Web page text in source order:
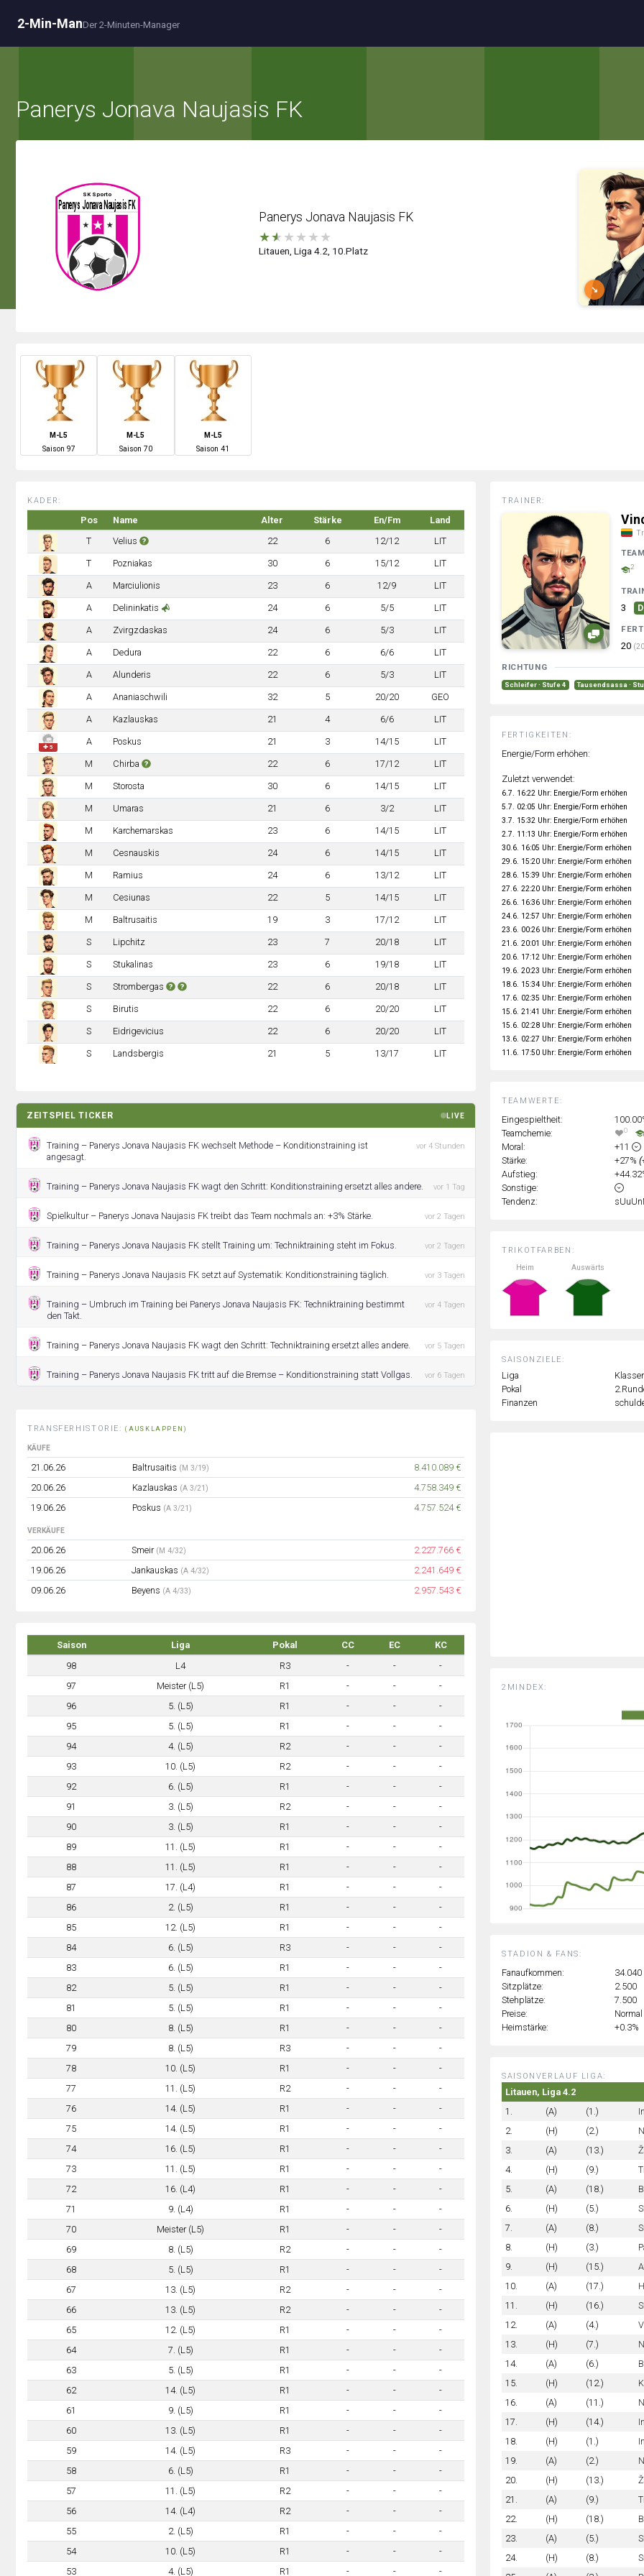
2-Min-ManDer 2-Minuten-Manager
Panerys Jonava Naujasis FK
Panerys Jonava Naujasis FK
★★ ★ ★ ★ ★
Litauen, Liga 4.2, 10.Platz
↘
M-L5
Saison 97
M-L5
Saison 70
M-L5
Saison41
KADER:
Pos Name Alter Stärke En/Fm
Land
T
Velius 22 6 12/12 LIT
T Pozniakas 30 6 15/12 LIT
A Marciulionis 23 6 12/9 LIT
A Delininkatis 24 6 5/5 LIT
A Zvirgzdaskas 24 6 5/3 LIT
A Dedura 22 6 6/6 LIT
A Alunderis 22 6 5/3 LIT
A Ananiaschwili 32 5 20/20 GEO
A Kazlauskas 21 4 6/6 LIT
✚ 5
A Poskus 21 3 14/15 LIT
M Chirba 22 6 17/12 LIT
M Storosta 30 6 14/15 LIT
M Umaras 21 6 3/2 LIT
M Karchemarskas 23 6 14/15 LIT
M Cesnauskis 24 6 14/15 LIT
M Ramius 24 6 13/12 LIT
M Cesiunas 22 5 14/15 LIT
M Baltrusaitis 19 3 17/12 LIT
S Lipchitz 23 7 20/18 LIT
S Stukalinas 23 6 19/18 LIT
S Strombergas 22 6 20/18 LIT
S Birutis 22 6 20/20 LIT
S Eidrigevicius 22 6 20/20 LIT
S Landsbergis 21 5 13/17 LIT
ZEITSPIEL TICKER LIVE
Training – Panerys Jonava Naujasis FK wechselt Methode – Konditionstraining ist
angesagt.
vor 4 Stunden
Training – Panerys Jonava Naujasis FK wagt den Schritt: Konditionstraining ersetzt alles andere. vor 1 Tag
Spielkultur – Panerys Jonava Naujasis FK treibt das Team nochmals an: +3% Stärke. vor 2 Tagen
Training – Panerys Jonava Naujasis FK stellt Training um: Techniktraining steht im Fokus. vor 2 Tagen
Training – Panerys Jonava Naujasis FK setzt auf Systematik: Konditionstraining täglich. vor 3 Tagen
Training – Umbruch im Training bei Panerys Jonava Naujasis FK: Techniktraining bestimmt
den Takt.
vor 4 Tagen
Training – Panerys Jonava Naujasis FK wagt den Schritt: Techniktraining ersetzt alles andere. vor 5 Tagen
Training – Panerys Jonava Naujasis FK tritt auf die Bremse – Konditionstraining statt Vollgas. vor 6 Tagen
TRANSFERHISTORIE:(AUSKLAPPEN)
KÄUFE
21.06.26 Baltrusaitis (M 3/19)
8.410.089 €
20.06.26
Kazlauskas (A 3/21)
4.758.349 €
19.06.26
Poskus (A 3/21) 4.757.524 €
VERKÄUFE
20.06.26 Smeir (M 4/32)
2.227.766 €
19.06.26
Jankauskas (A 4/32)
2.241.649 €
09.06.26
Beyens (A 4/33) 2.957.543 €
Saison Liga Pokal CC EC
KC
98
L4 R3 - -
-
97
Meister (L5) R1 - -
-
96
5. (L5) R1 - -
-
95
5. (L5) R1 - -
-
94
4. (L5) R2 - -
-
93
10. (L5) R2 - -
-
92
6. (L5) R1 - -
-
91
3. (L5) R2 - -
-
90
3. (L5) R1 - -
-
89
11. (L5) R1 - -
-
88
11. (L5) R1 - -
-
87
17. (L4) R1 - -
-
86
2. (L5) R1 - -
-
85
12. (L5) R1 - -
-
84
6. (L5) R3 - -
-
83
6. (L5) R1 - -
-
82
5. (L5) R1 - -
-
81
5. (L5) R1 - -
-
80
8. (L5) R1 - -
-
79
8. (L5) R3 - -
-
78
10. (L5) R1 - -
-
77
11. (L5) R2 - -
-
76
14. (L5) R1 - -
-
75
14. (L5) R1 - -
-
74
16. (L5) R1 - -
-
73
11. (L5) R1 - -
-
72
16. (L4) R1 - -
-
71
9. (L4) R1 - -
-
70
Meister (L5) R1 - -
-
69
8. (L5) R2 - -
-
68
5. (L5) R1 - -
-
67
13. (L5) R2 - -
-
66
13. (L5) R2 - -
-
65
12. (L5) R1 - -
-
64
7. (L5) R1 - -
-
63
5. (L5) R1 - -
-
62
14. (L5) R1 - -
-
61
9. (L5) R1 - -
-
60
13. (L5) R1 - -
-
59
14. (L5) R3 - -
-
58
6. (L5) R1 - -
-
57
11. (L5) R2 - -
-
56
14. (L4) R2 - -
-
55
2. (L5) R1 - -
-
54
10. (L5) R1 - -
-
53
4. (L5) R1 - - -
TRIKOTFARBEN:
Heim
Auswärts
SAISONZIELE:
Liga
Pokal
Finanzen
2MINDEX:
TEAMWERTE:
Eingespieltheit:
Teamchemie:
0
Moral:
+11
Stärke:
+27%
Aufstieg:
Sonstige:
Tendenz:
TRAINER:
2
3
20
RICHTUNG
Schleifer · Stufe 4 Tausendsassa ·
FERTIGKEITEN:
Energie/Form erhöhen:
Zuletzt verwendet:
6.7. 16:22 Uhr: Energie/Form erhöhen
5.7. 02:05 Uhr: Energie/Form erhöhen
3.7. 15:32 Uhr: Energie/Form erhöhen
2.7. 11:13 Uhr: Energie/Form erhöhen
30.6. 16:05 Uhr: Energie/Form erhöhen
29.6. 15:20 Uhr: Energie/Form erhöhen
28.6. 15:39 Uhr: Energie/Form erhöhen
27.6. 22:20 Uhr: Energie/Form erhöhen
26.6. 16:36 Uhr: Energie/Form erhöhen
24.6. 12:57 Uhr: Energie/Form erhöhen
23.6. 00:26 Uhr: Energie/Form erhöhen
21.6. 20:01 Uhr: Energie/Form erhöhen
20.6. 17:12 Uhr: Energie/Form erhöhen
19.6. 20:23 Uhr: Energie/Form erhöhen
18.6. 15:34 Uhr: Energie/Form erhöhen
17.6. 02:35 Uhr: Energie/Form erhöhen
15.6. 21:41 Uhr: Energie/Form erhöhen
15.6. 02:28 Uhr: Energie/Form erhöhen
13.6. 02:27 Uhr: Energie/Form erhöhen
11.6. 17:50 Uhr: Energie/Form erhöhen
STADION & FANS:
Fanaufkommen:
34.040
Sitzplätze:
2.500
Stehplätze:
7.500
Preise:
Normal
Heimstärke:
+0.3%
SAISONVERLAUF LIGA:
Litauen, Liga 4.2
1.
(A) (1.)
2.
(H) (2.)
3.
(A) (13.)
4.
(H) (9.)
5.
(A) (18.)
6.
(H) (5.)
7.
(A) (8.)
8.
(H) (3.)
9.
(H) (15.)
10.
(A) (17.)
11.
(H) (16.)
12.
(A) (4.)
13.
(H) (7.)
14.
(A) (6.)
15.
(H) (12.)
16.
(A) (11.)
17.
(H) (14.)
18.
(H) (1.)
19.
(A) (2.)
20.
(H) (13.)
21.
(A) (9.)
22.
(H) (18.)
23.
(A) (5.)
24.
(H) (8.)